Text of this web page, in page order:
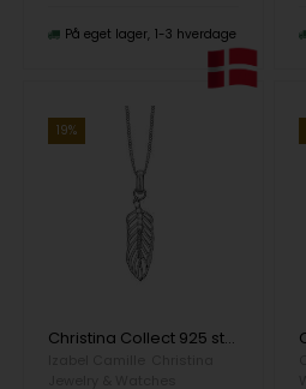
På eget lager 1-3 hverdage
19%
Christina Collect 925 sterling sølv Large Topaz Feather vedhæng af åben fjer med 5 hvide topaz i midten, model 680-S34